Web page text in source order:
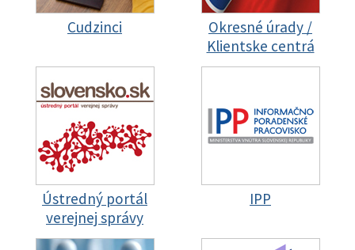
Cudzinci
Okresné úrady /
Klientske centrá
Ústredný portál
verejnej správy
IPP